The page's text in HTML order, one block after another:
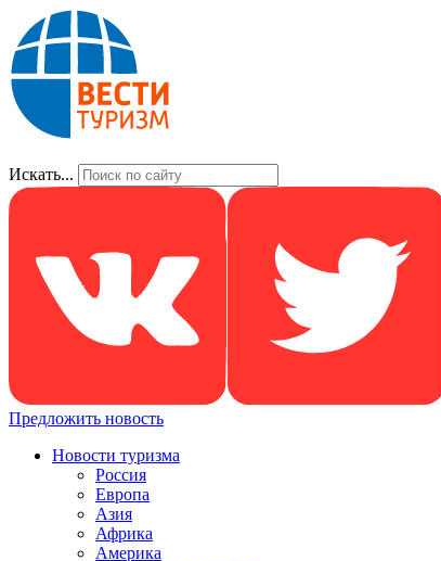
Искать...
Предложить новость
Новости туризма
Россия
Европа
Азия
Африка
Америка